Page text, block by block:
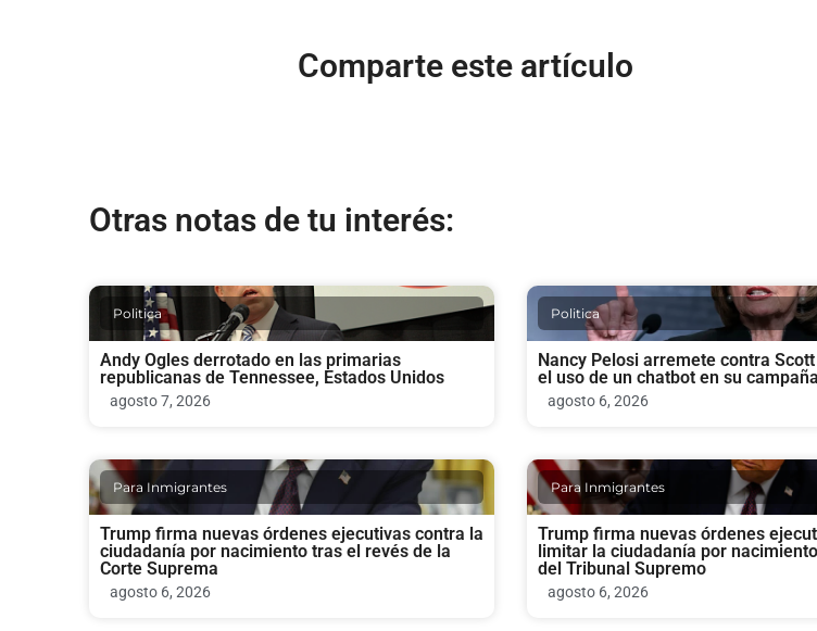
Comparte este artículo
Otras notas de tu interés:
Politica
Andy Ogles derrotado en las primarias
republicanas de Tennessee, Estados Unidos
agosto 7, 2026
Politica
Nancy Pelosi arremete contra
el uso de un chatbot en su campaña
agosto 6, 2026
Para Inmigrantes
Trump firma nuevas órdenes ejecutivas contra la
ciudadanía por nacimiento tras el revés de la
Corte Suprema
agosto 6, 2026
Para Inmigrantes
Trump firma nuevas órdenes
limitar la ciudadanía por
del Tribunal Supremo
agosto 6, 2026